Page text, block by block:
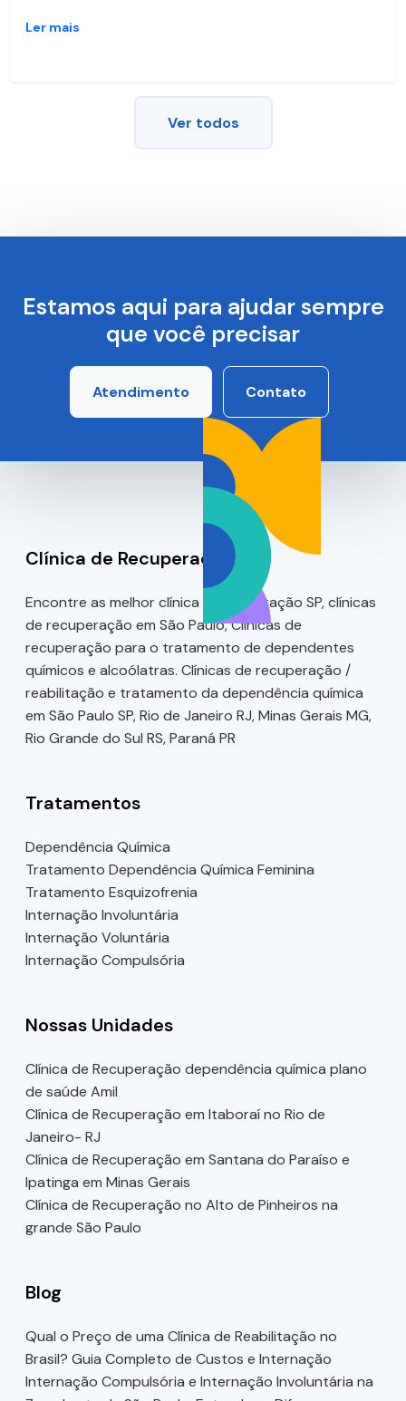
Ler mais
Ver todos
Estamos aqui para ajudar sempre
que você precisar
Atendimento Contato
Clínica de Recuperação SP
Encontre as melhor clínica de reabilitação SP, clínicas
de recuperação em São Paulo, Clínicas de
recuperação para o tratamento de dependentes
químicos e alcoólatras. Clínicas de recuperação /
reabilitação e tratamento da dependência química
em São Paulo SP, Rio de Janeiro RJ, Minas Gerais MG,
Rio Grande do Sul RS, Paraná PR
Tratamentos
Dependência Química
Tratamento Dependência Química Feminina
Tratamento Esquizofrenia
Internação Involuntária
Internação Voluntária
Internação Compulsória
Nossas Unidades
Clínica de Recuperação dependência química plano
de saúde Amil
Clínica de Recuperação em Itaboraí no Rio de
Janeiro- RJ
Clínica de Recuperação em Santana do Paraíso e
Ipatinga em Minas Gerais
Clínica de Recuperação no Alto de Pinheiros na
grande São Paulo
Blog
Qual o Preço de uma Clínica de Reabilitação no
Brasil? Guia Completo de Custos e Internação
Internação Compulsória e Internação Involuntária na